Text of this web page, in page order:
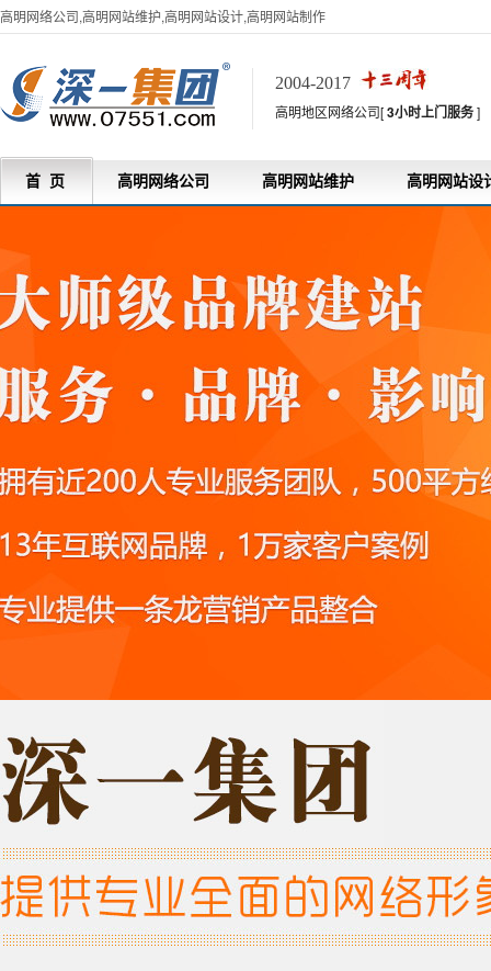
高明网络公司,高明网站维护,高明网站设计,高明网站制作
2004-2017
高明地区网络公司[3小时上门服务]
首 页 高明网络公司 高明网站维护 高明网站设